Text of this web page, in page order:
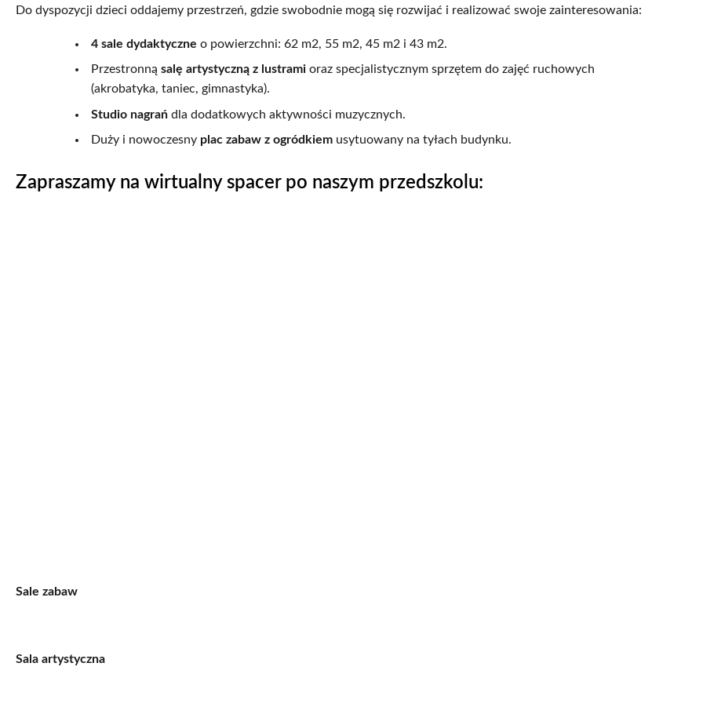
Do dyspozycji dzieci oddajemy przestrzeń, gdzie swobodnie mogą się rozwijać i realizować swoje zainteresowania:
4 sale dydaktyczne o powierzchni: 62 m2, 55 m2, 45 m2 i 43 m2.
Przestronną salę artystyczną z lustrami oraz specjalistycznym sprzętem do zajęć ruchowych
(akrobatyka, taniec, gimnastyka).
Studio nagrań dla dodatkowych aktywności muzycznych.
Duży i nowoczesny plac zabaw z ogródkiem usytuowany na tyłach budynku.
Zapraszamy na wirtualny spacer po naszym przedszkolu:
Sale zabaw
Sala artystyczna